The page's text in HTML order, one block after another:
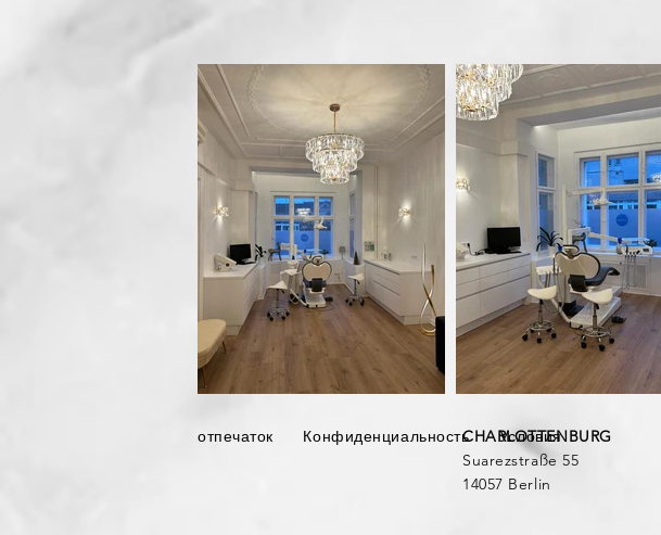
отпечаток Конфиденциальность Условия
CHARLOTTENBURG
Suarezstraße 55
14057 Berlin